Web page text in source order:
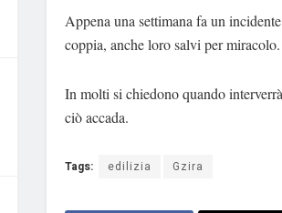
Appena una settimana fa un
coppia, anche loro salvi per miracolo.
In molti si chiedono quando
ciò accada.
Tags: edilizia Gzira